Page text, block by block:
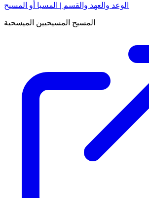
الوعد والعهد والقسم | المسيا أو المسيح
المسيح المسيحيين الميسحية